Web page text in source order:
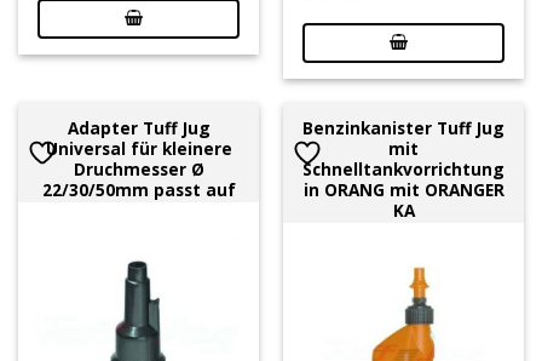
Adapter Tuff Jug
Universal für kleinere
Druchmesser Ø
22/30/50mm passt auf
Benzinkanister Tuff Jug
mit
Schnelltankvorrichtung
in ORANG mit ORANGER
KA